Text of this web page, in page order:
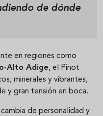
de dónde
en regiones como
Alto Adige, el Pinot
minerales y vibrantes,
y gran tensión en boca.
cambia de personalidad y